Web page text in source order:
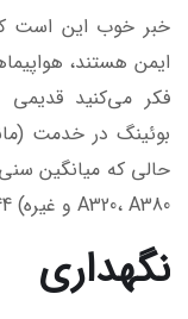
خبر خوب این است
ایمن هستند،
فکر می‌کنید قدیمی
حالی که میانگین
A320، A380 و غیره) 8.44 سال است.
نگهداری